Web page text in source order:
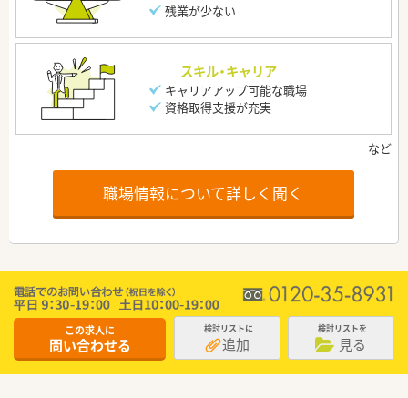
残業が少ない
スキル・キャリア
キャリアアップ可能な職場
資格取得支援が充実
職場情報について詳しく聞く
この求人に
問い合わせる
検討リストに
追加
検討リストを
見る